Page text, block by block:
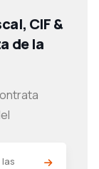
CIF &
de la